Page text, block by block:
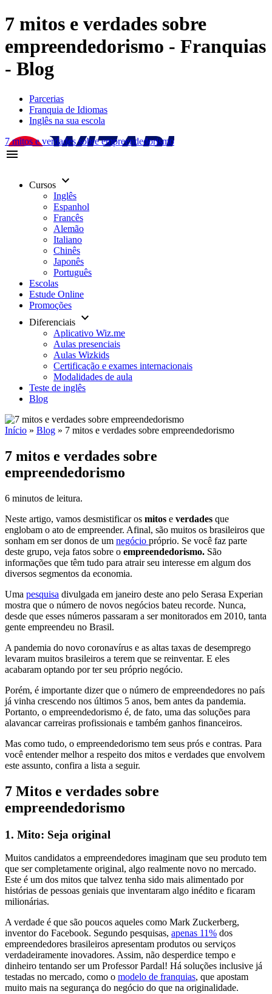
7 mitos e verdades sobre
empreendedorismo - Franquias
- Blog
Parcerias
Franquia de Idiomas
Inglês na sua escola
7 mitos e verdades sobre empreendedorismo
menu
Cursos keyboard_arrow_down
Inglês
Espanhol
Francês
Alemão
Italiano
Chinês
Japonês
Português
Escolas
Estude Online
Promoções
Diferenciais keyboard_arrow_down
Aplicativo Wiz.me
Aulas presenciais
Aulas Wizkids
Certificação e exames internacionais
Modalidades de aula
Teste de inglês
Blog
Início » Blog » 7 mitos e verdades sobre empreendedorismo
7 mitos e verdades sobre
empreendedorismo
6 minutos de leitura.
Neste artigo, vamos desmistificar os mitos e verdades que
englobam o ato de empreender. Afinal, são muitos os brasileiros que
sonham em ser donos de um negócio próprio. Se você faz parte
deste grupo, veja fatos sobre o empreendedorismo. São
informações que têm tudo para atrair seu interesse em algum dos
diversos segmentos da economia.
Uma pesquisa divulgada em janeiro deste ano pelo Serasa Experian
mostra que o número de novos negócios bateu recorde. Nunca,
desde que esses números passaram a ser monitorados em 2010, tanta
gente empreendeu no Brasil.
A pandemia do novo coronavírus e as altas taxas de desemprego
levaram muitos brasileiros a terem que se reinventar. E eles
acabaram optando por ter seu próprio negócio.
Porém, é importante dizer que o número de empreendedores no país
já vinha crescendo nos últimos 5 anos, bem antes da pandemia.
Portanto, o empreendedorismo é, de fato, uma das soluções para
alavancar carreiras profissionais e também ganhos financeiros.
Mas como tudo, o empreendedorismo tem seus prós e contras. Para
você entender melhor a respeito dos mitos e verdades que envolvem
este assunto, confira a lista a seguir.
7 Mitos e verdades sobre
empreendedorismo
1. Mito: Seja original
Muitos candidatos a empreendedores imaginam que seu produto tem
que ser completamente original, algo realmente novo no mercado.
Este é um dos mitos que talvez tenha sido mais alimentado por
histórias de pessoas geniais que inventaram algo inédito e ficaram
milionárias.
A verdade é que são poucos aqueles como Mark Zuckerberg,
inventor do Facebook. Segundo pesquisas, apenas 11% dos
empreendedores brasileiros apresentam produtos ou serviços
verdadeiramente inovadores. Assim, não desperdice tempo e
dinheiro tentando ser um Professor Pardal! Há soluções inclusive já
testadas no mercado, como o modelo de franquias, que apostam
muito mais na segurança do negócio do que na originalidade.